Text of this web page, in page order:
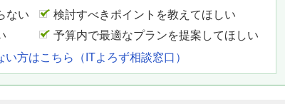
ない
検討すべきポイントを教えてほしい
予算内で最適なプランを提案してほしい
方はこちら（ITよろず相談窓口）